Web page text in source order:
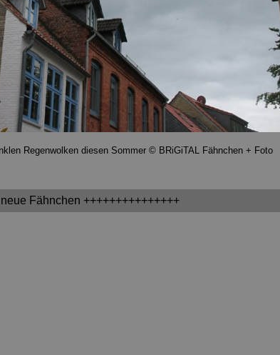
Regenwolken diesen Sommer © BRiGiTAL Fähnchen + Foto
Fähnchen +++++++++++++++